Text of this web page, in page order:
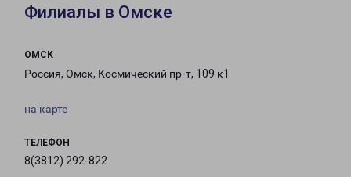
Филиалы в Омске
ОМСК
Россия, Омск, Космический пр-т, 109 к1
на карте
ТЕЛЕФОН
8(3812) 292-822